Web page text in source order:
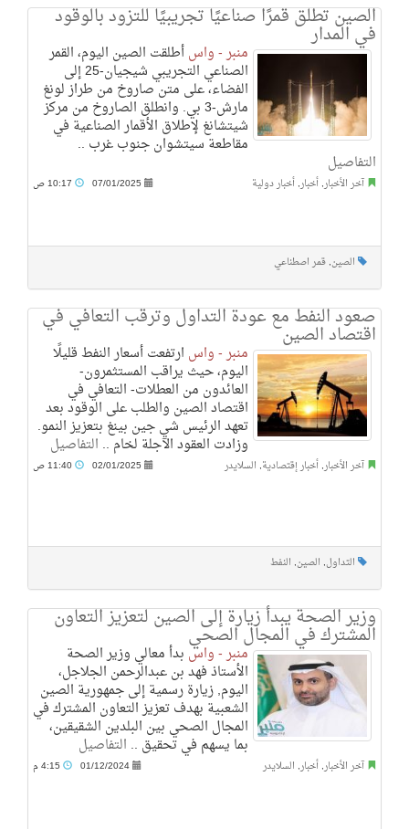
الصين تطلق قمرًا صناعيًا تجريبيًا للتزود بالوقود
في المدار
منبر - واسأطلقت الصين اليوم، القمر
الصناعي التجريبي شيجيان-25 إلى
الفضاء، على متن صاروخ من طراز لونغ
مارش-3 بي. وانطلق الصاروخ من مركز
شيتشانغ لإطلاق الأقمار الصناعية في
مقاطعة سيتشوان جنوب غرب ..
التفاصيل
آخر الأخبار, أخبار, أخبار دولية 07/01/2025
الصين, قمر اصطناعي
صعود النفط مع عودة التداول وترقب التعافي في
اقتصاد الصين
منبر - واس ارتفعت أسعار النفط قليلًا
اليوم، حيث يراقب المستثمرون-
العائدون من العطلات- التعافي في
اقتصاد الصين والطلب على الوقود بعد
تعهد الرئيس شي جين بينغ بتعزيز النمو.
وزادت العقود الآجلة لخام .. التفاصيل
آخر الأخبار, أخبار إقتصادية, السلايدر 02/01/2025
التداول, الصين, النفط
وزير الصحة يبدأ زيارة إلى الصين لتعزيز التعاون
المشترك في المجال الصحي
منبر - واس بدأ معالي وزير الصحة
الأستاذ فهد بن عبدالرحمن الجلاجل،
اليوم, زيارة رسمية إلى جمهورية الصين
الشعبية بهدف تعزيز التعاون المشترك في
المجال الصحي بين البلدين الشقيقين،
بما يسهم في تحقيق .. التفاصيل
آخر الأخبار, أخبار, السلايدر 01/12/2024